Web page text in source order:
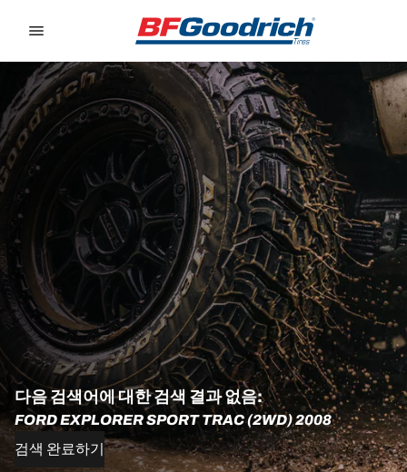
다음 검색어에 대한 검색 결과 없음:
FORD EXPLORER SPORT TRAC (2WD) 2008
검색 완료하기